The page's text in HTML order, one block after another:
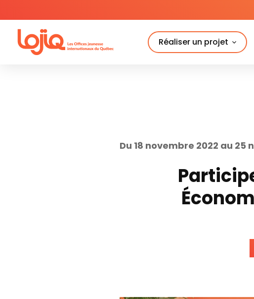
Réaliser un projet
to
content
Du 18 novembre 2022 au 25